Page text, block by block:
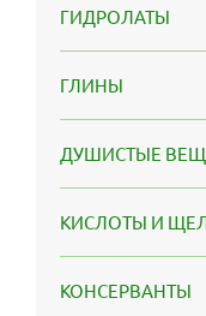
ГИДРОЛАТЫ
ГЛИНЫ
ДУШИСТЫЕ
КИСЛОТЫ И
КОНСЕРВАНТЫ